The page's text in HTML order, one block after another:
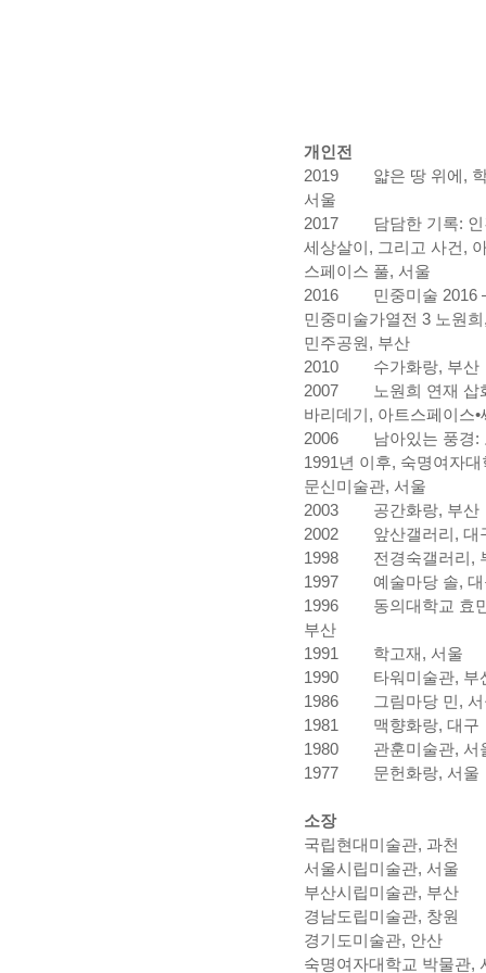
개인전
2019
얇은 땅 위에,
서울
2017
담담한 기록:
세상살이, 그리고 사건,
스페이스 풀, 서울
2016
민중미술 2016
민중미술가열전 3 노원
민주공원, 부산
2010
수가화랑, 부산
2007
노원희 연재 삽
바리데기, 아트스페이스•
2006
남아있는 풍경:
1991년 이후, 숙명여자대
문신미술관, 서울
2003
공간화랑, 부산
2002
앞산갤러리, 대
1998
전경숙갤러리,
1997
예술마당 솔,
1996
동의대학교 효
부산
1991
학고재, 서울
1990
타워미술관, 부
1986
그림마당 민,
1981
맥향화랑, 대구
1980
관훈미술관, 서
1977
문헌화랑, 서울
소장
국립현대미술관, 과천
서울시립미술관, 서울
부산시립미술관, 부산
경남도립미술관, 창원
경기도미술관, 안산
숙명여자대학교 박물관,